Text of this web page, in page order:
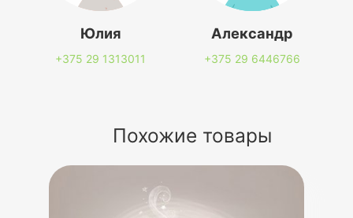
Юлия
+375 29 1313011
Александр
+375 29 6446766
Похожие товары